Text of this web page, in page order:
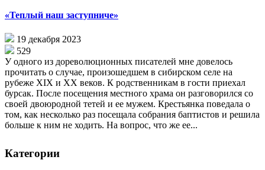
«Теплый наш заступниче»
19 декабря 2023
529
У одного из дореволюционных писателей мне довелось
прочитать о случае, произошедшем в сибирском селе на
рубеже XIX и XX веков. К родственникам в гости приехал
бурсак. После посещения местного храма он разговорился со
своей двоюродной тетей и ее мужем. Крестьянка поведала о
том, как несколько раз посещала собрания баптистов и решила
больше к ним не ходить. На вопрос, что же ее...
Категории